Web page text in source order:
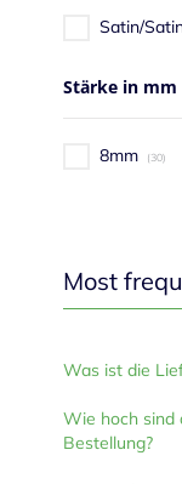
Satin/
Stärke in mm
8mm 30
Most
Was ist die
Wie hoch sind
Bestellung?